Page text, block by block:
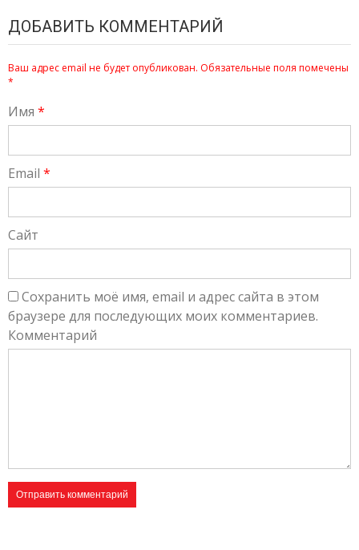
ДОБАВИТЬ КОММЕНТАРИЙ
Ваш адрес email не будет опубликован. Обязательные поля помечены
*
Имя *
Email *
Сайт
Сохранить моё имя, email и адрес сайта в этом
браузере для последующих моих комментариев.
Комментарий